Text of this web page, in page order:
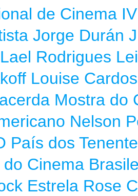
de Cinema
Jorge Durán
Lael Rodrigues
Louise
Mostra do
Nelson
País dos
Cinema
Estrela Rose